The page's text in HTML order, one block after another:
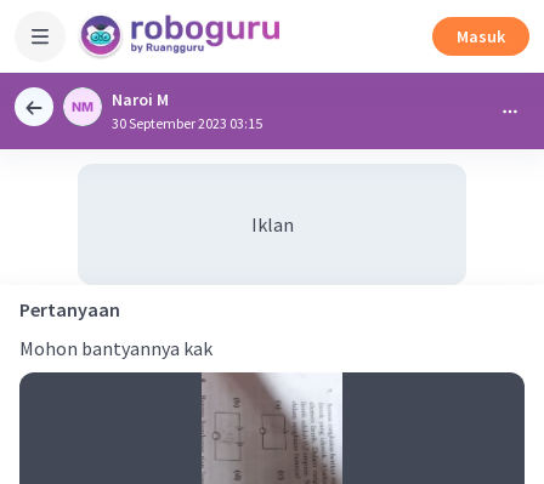
Masuk
Naroi M
30 September 2023 03:15
Iklan
Pertanyaan
Mohon bantyannya kak